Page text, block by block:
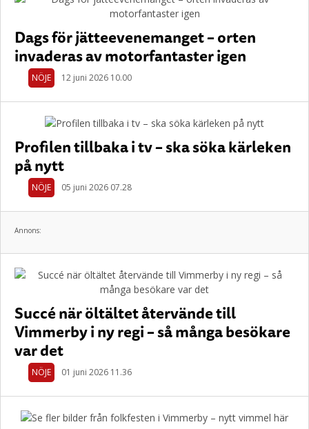
Dags för jätteevenemanget – orten
invaderas av motorfantaster igen
NÖJE 12 juni 2026 10.00
Profilen tillbaka i tv – ska söka kärleken
på nytt
NÖJE 05 juni 2026 07.28
Annons:
Succé när öltältet återvände till
Vimmerby i ny regi – så många besökare
var det
NÖJE 01 juni 2026 11.36